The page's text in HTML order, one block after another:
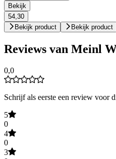
Bekijk
54,30
Bekijk product
Bekijk product
Reviews van Meinl
0,0
Schrijf als eerste een review voor
5
0
4
0
3